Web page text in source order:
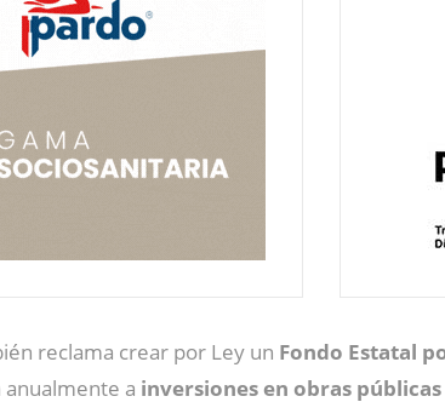
reclama crear por Ley un Fondo Estatal
anualmente a inversiones en obras